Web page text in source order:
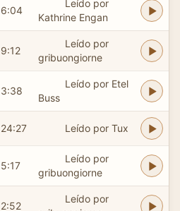
6:04
Leído por
Kathrine Engan
9:12
Leído por
gribuongiorne
3:38
Leído por Etel
Buss
24:27 Leído por Tux
5:17
Leído por
gribuongiorne
2:52
Leído por